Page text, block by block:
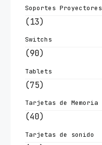
Soportes Proyectores
(13)
Switchs
(90)
Tablets
(75)
Tarjetas de Memoria
(40)
Tarjetas de sonido